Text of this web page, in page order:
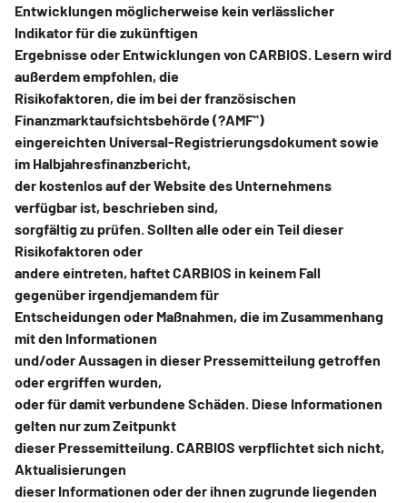
Entwicklungen möglicherweise kein verlässlicher
Indikator für die zukünftigen
Ergebnisse oder Entwicklungen von CARBIOS. Lesern wird
außerdem empfohlen, die
Risikofaktoren, die im bei der französischen
Finanzmarktaufsichtsbehörde (?AMF")
eingereichten Universal-Registrierungsdokument sowie
im Halbjahresfinanzbericht,
der kostenlos auf der Website des Unternehmens
verfügbar ist, beschrieben sind,
sorgfältig zu prüfen. Sollten alle oder ein Teil dieser
Risikofaktoren oder
andere eintreten, haftet CARBIOS in keinem Fall
gegenüber irgendjemandem für
Entscheidungen oder Maßnahmen, die im Zusammenhang
mit den Informationen
und/oder Aussagen in dieser Pressemitteilung getroffen
oder ergriffen wurden,
oder für damit verbundene Schäden. Diese Informationen
gelten nur zum Zeitpunkt
dieser Pressemitteilung. CARBIOS verpflichtet sich nicht,
Aktualisierungen
dieser Informationen oder der ihnen zugrunde liegenden